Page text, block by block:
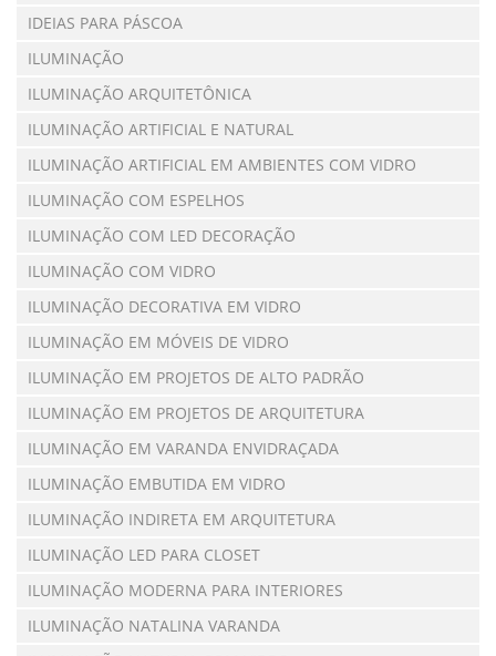
IDEIAS PARA PÁSCOA
ILUMINAÇÃO
ILUMINAÇÃO ARQUITETÔNICA
ILUMINAÇÃO ARTIFICIAL E NATURAL
ILUMINAÇÃO ARTIFICIAL EM AMBIENTES COM VIDRO
ILUMINAÇÃO COM ESPELHOS
ILUMINAÇÃO COM LED DECORAÇÃO
ILUMINAÇÃO COM VIDRO
ILUMINAÇÃO DECORATIVA EM VIDRO
ILUMINAÇÃO EM MÓVEIS DE VIDRO
ILUMINAÇÃO EM PROJETOS DE ALTO PADRÃO
ILUMINAÇÃO EM PROJETOS DE ARQUITETURA
ILUMINAÇÃO EM VARANDA ENVIDRAÇADA
ILUMINAÇÃO EMBUTIDA EM VIDRO
ILUMINAÇÃO INDIRETA EM ARQUITETURA
ILUMINAÇÃO LED PARA CLOSET
ILUMINAÇÃO MODERNA PARA INTERIORES
ILUMINAÇÃO NATALINA VARANDA